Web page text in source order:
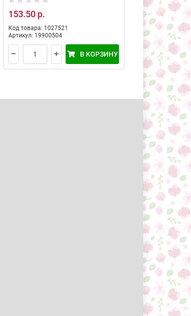
153.50 р.
Код товара: 1027521
Артикул: 19900504
В КОРЗИНУ
94.00 р.
Код товара:
Артикул: